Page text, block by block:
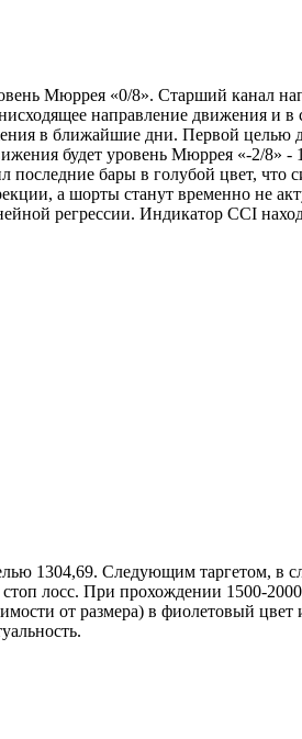
Мюррея «0/8». Старший канал
направление движения и в
в ближайшие дни. Первой целью
будет уровень Мюррея «-2/8» -
бары в голубой цвет, что
а шорты станут временно не
регрессии. Индикатор CCI
1304,69. Следующим таргетом, в
лосс. При прохождении 1500-
от размера) в фиолетовый